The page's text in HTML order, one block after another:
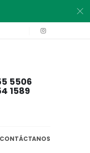
5506
1589
CONTÁCTANOS